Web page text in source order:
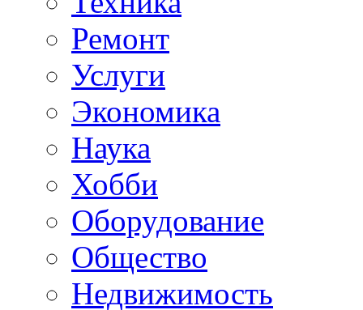
Ремонт
Услуги
Экономика
Наука
Хобби
Оборудование
Общество
Недвижимость